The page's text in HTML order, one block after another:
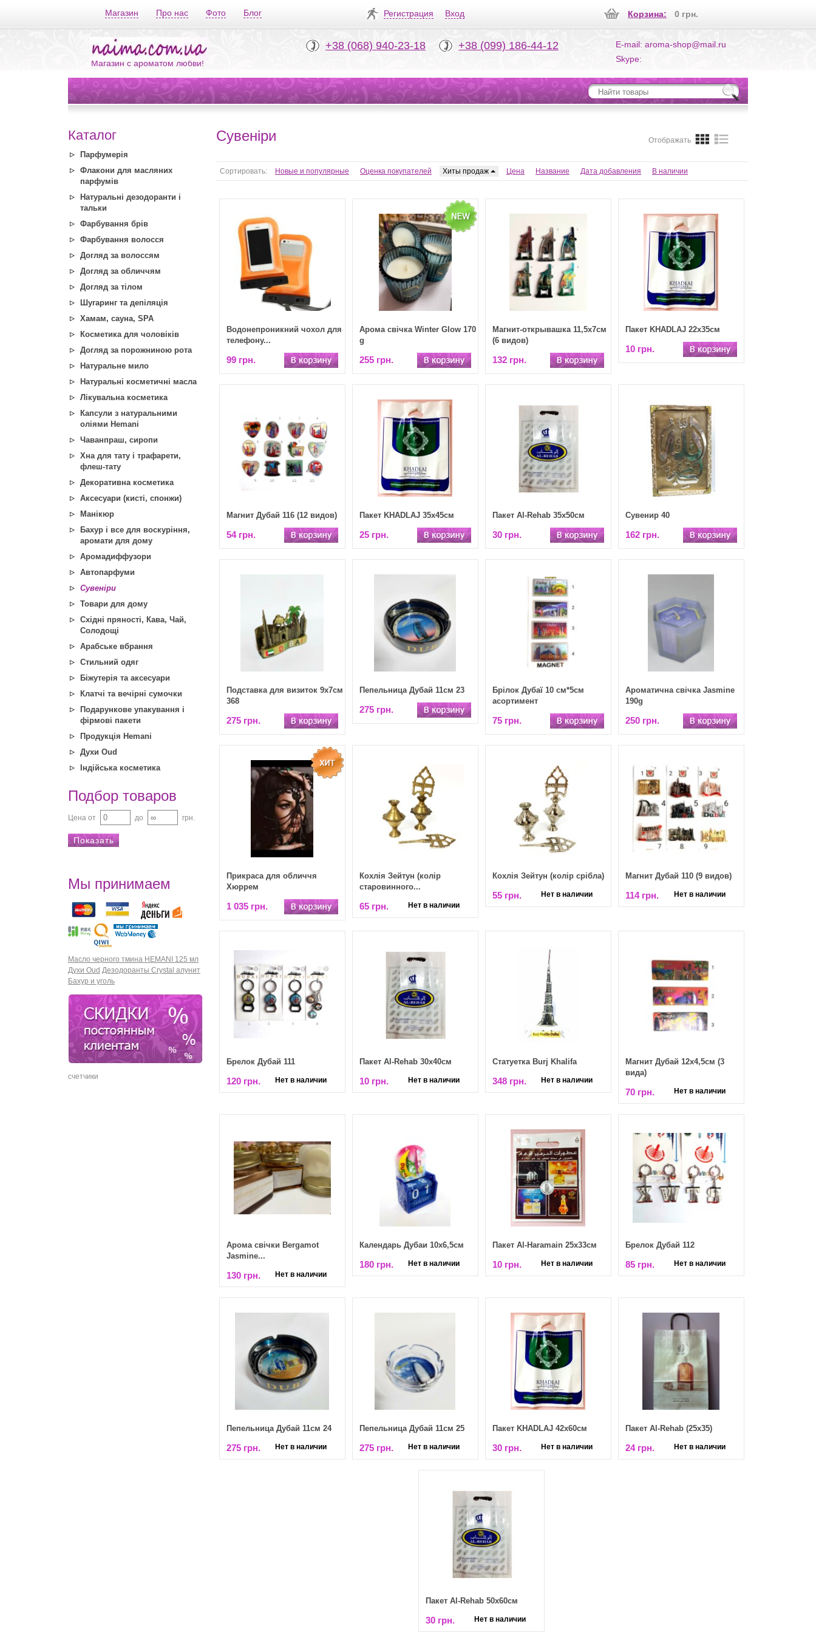
Магазин Про нас Фото Блог Регистрация Вход Корзина: 0 грн.
Магазин с ароматом любви!
+38 (068) 940-23-18 +38 (099) 186-44-12
E-mail: aroma-shop@mail.ru
Skype:
Каталог
Парфумерія
Флакони для масляних
парфумів
Натуральні дезодоранти і
тальки
Фарбування брів
Фарбування волосся
Догляд за волоссям
Догляд за обличчям
Догляд за тілом
Шугаринг та депіляція
Хамам, сауна, SPA
Косметика для чоловіків
Догляд за порожниною рота
Натуральне мило
Натуральні косметичні масла
Лікувальна косметика
Капсули з натуральними
оліями Hemani
Чаванпраш, сиропи
Хна для тату і трафарети,
флеш-тату
Декоративна косметика
Аксесуари (кисті, спонжи)
Манікюр
Бахур і все для воскуріння,
аромати для дому
Аромадиффузори
Автопарфуми
Сувеніри
Товари для дому
Східні пряності, Кава, Чай,
Солодощі
Арабське вбрання
Стильний одяг
Біжутерія та аксесуари
Клатчі та вечірні сумочки
Подарункове упакування і
фірмові пакети
Продукція Hemani
Духи Oud
Індійська косметика
Подбор товаров
Цена от до грн.
Мы принимаем
Масло черного тмина HEMANI 125 мл
Духи Oud Дезодоранты Crystal алунит
Бахур и уголь
счетчики
Сувеніри Отображать
Сортировать: Новые и популярные Оценка покупателей Хиты продаж Цена Название Дата добавления В наличии
Водонепроникний чохол для
телефону...
99 грн.
Арома свічка Winter Glow 170
g
255 грн.
Магнит-открывашка 11,5х7см
(6 видов)
132 грн.
Пакет KHADLAJ 22х35см
10 грн.
Магнит Дубай 116 (12 видов)
54 грн.
Пакет KHADLAJ 35х45см
25 грн.
Пакет Al-Rehab 35х50см
30 грн.
Сувенир 40
162 грн.
Подставка для визиток 9х7см
368
275 грн.
Пепельница Дубай 11см 23
275 грн.
Брілок Дубаї 10 см*5см
асортимент
75 грн.
Ароматична свічка Jasmine
190g
250 грн.
Прикраса для обличчя
Хюррем
1 035 грн.
Кохлія Зейтун (колір
старовинного...
65 грн. Нет в наличии
Кохлія Зейтун (колір срібла)
55 грн. Нет в наличии
Магнит Дубай 110 (9 видов)
114 грн. Нет в наличии
Брелок Дубай 111
120 грн. Нет в наличии
Пакет Al-Rehab 30х40см
10 грн. Нет в наличии
Статуетка Burj Khalifa
348 грн. Нет в наличии
Магнит Дубай 12х4,5см (3
вида)
70 грн. Нет в наличии
Арома свічки Bergamot
Jasmine...
130 грн. Нет в наличии
Календарь Дубаи 10х6,5см
180 грн. Нет в наличии
Пакет Al-Haramain 25х33см
10 грн. Нет в наличии
Брелок Дубай 112
85 грн. Нет в наличии
Пепельница Дубай 11см 24
275 грн. Нет в наличии
Пепельница Дубай 11см 25
275 грн. Нет в наличии
Пакет KHADLAJ 42х60см
30 грн. Нет в наличии
Пакет Al-Rehab (25х35)
24 грн. Нет в наличии
Пакет Al-Rehab 50х60см
30 грн. Нет в наличии